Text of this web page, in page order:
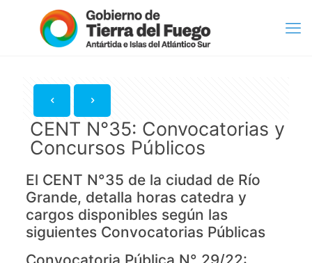
CENT N°35: Convocatorias y
Concursos Públicos
El CENT N°35 de la ciudad de Río
Grande, detalla horas catedra y
cargos disponibles según las
siguientes Convocatorias Públicas